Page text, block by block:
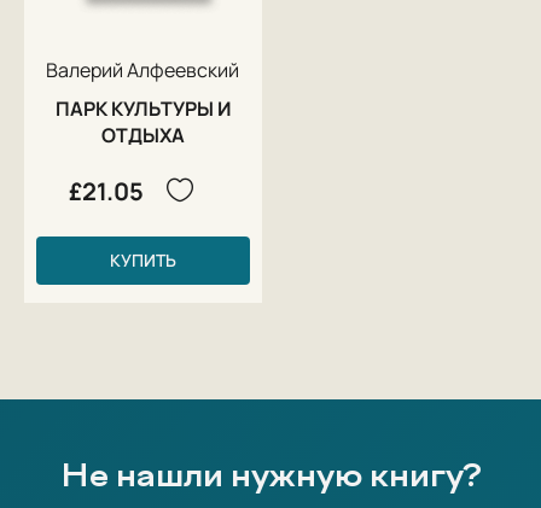
Валерий Алфеевский
ПАРК КУЛЬТУРЫ И
ОТДЫХА
£21.05
КУПИТЬ
Не нашли нужную книгу?